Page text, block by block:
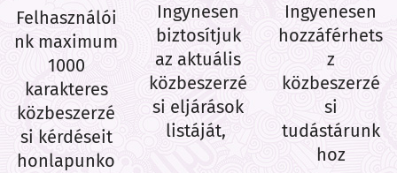
Felhasználói
nk maximum
1000
karakteres
közbeszerzé
si kérdéseit
honlapunko
Ingynesen
biztosítjuk
az aktuális
közbeszerzé
si eljárások
listáját,
Ingyenesen
hozzáférhets
z
közbeszerzé
si
tudástárunk
hoz